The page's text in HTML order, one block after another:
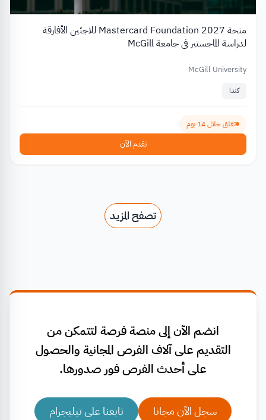
منحة Mastercard Foundation 2027 للاجئين الأفارقة
لدراسة الماجستير في جامعة McGill
McGill University
كندا
تغلق خلال 14 يوم
تقدم الآن
تصفح المزيد
انضم الآن إلى منصة فرصة لتتمكن من
التقديم على آلاف الفرص المجانية والحصول
على أحدث الفرص فور صدورها.
سجل الآن مجانا تابعنا على تيليجرام